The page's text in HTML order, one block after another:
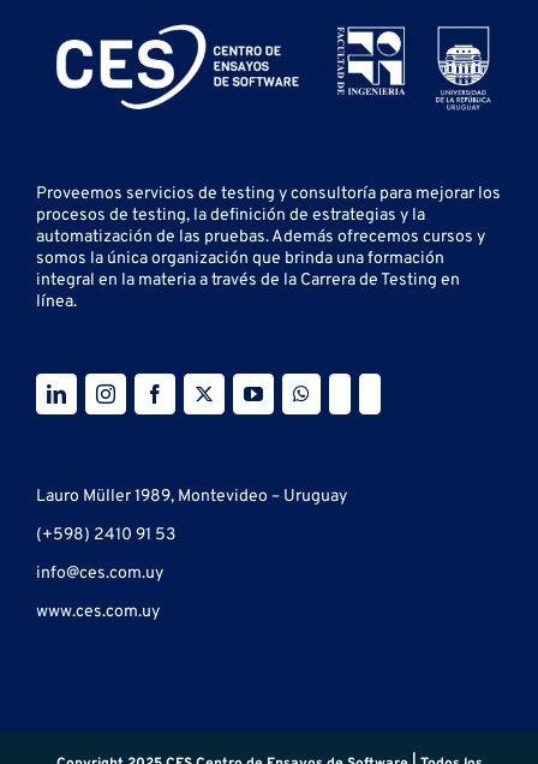
Proveemos servicios de testing yconsultoría para mejorar los
procesos de testing, la definición de estrategias y la
automatización de las pruebas.Además ofrecemos cursos y
somos la única organización que brinda una formación
integral en la materia a través de la Carrera de Testing en
línea.
Lauro Müller 1989, Montevideo – Uruguay
(+598) 2410 91 53
info@ces.com.uy
www.ces.com.uy